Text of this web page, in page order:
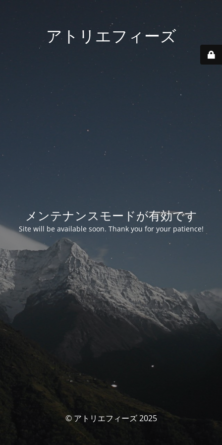
アトリエフィーズ
メンテナンスモードが有効です
Site will be available soon. Thank you for your patience!
© アトリエフィーズ 2025